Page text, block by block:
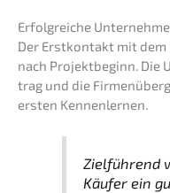
Erfolg­rei­che
Der Erstkon­takt mit
nach Projekt­be­ginn.
trag und die
ersten Kennenlernen.
Zielfüh­rend
Käufer ein